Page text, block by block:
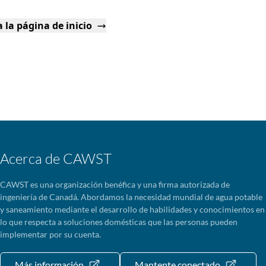
la página de inicio
Acerca de CAWST
CAWST es una organización benéfica y una firma autorizada de
ingeniería de Canadá. Abordamos la necesidad mundial de agua potable
y saneamiento mediante el desarrollo de habilidades y conocimientos en
lo que respecta a soluciones domésticas que las personas pueden
implementar por su cuenta.